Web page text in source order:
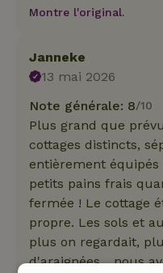
Montre l'original.
Janneke
13 mai 2026
Note générale: 8/10
Plus grand que
cottages distincts,
entièrement
petits pains frais
fermée ! Le cottage
propre. Les sols et
plus on regardait,
d'araignées... nous